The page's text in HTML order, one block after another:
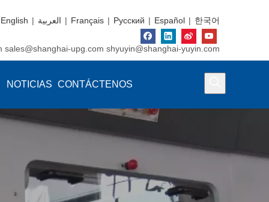
English | العربية | Français | Pусский | Español | 한국어
sales@shanghai-upg.com shyuyin@shanghai-yuyin.com
NOTICIAS CONTÁCTENOS